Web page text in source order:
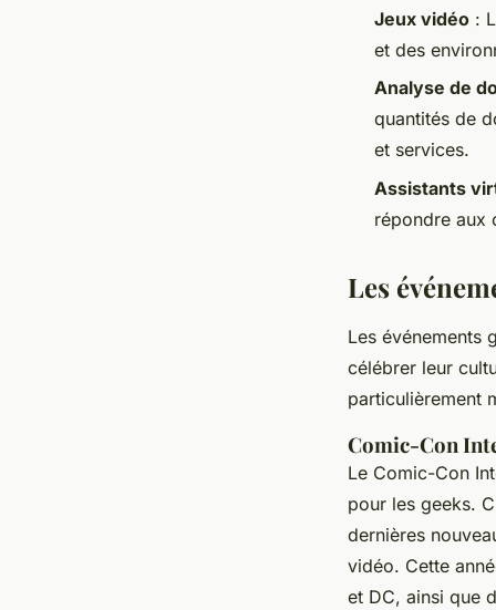
Jeux vidéo :
et des
Analyse de
quantités de
et services.
Assistants
répondre aux
Les
Les événements
célébrer leur
particulièrement
Comic-Con
Le Comic-Con
pour les geeks.
dernières
vidéo. Cette
et DC, ainsi que